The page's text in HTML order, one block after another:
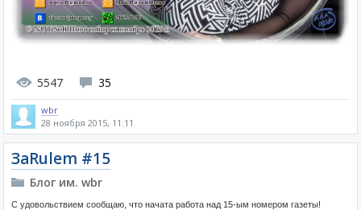
5547 35
wbr
28 ноября 2015, 11:11
ЗаRulem #15
Блог им. wbr
С удовольствием сообщаю, что начата работа над 15-ым номером газеты!